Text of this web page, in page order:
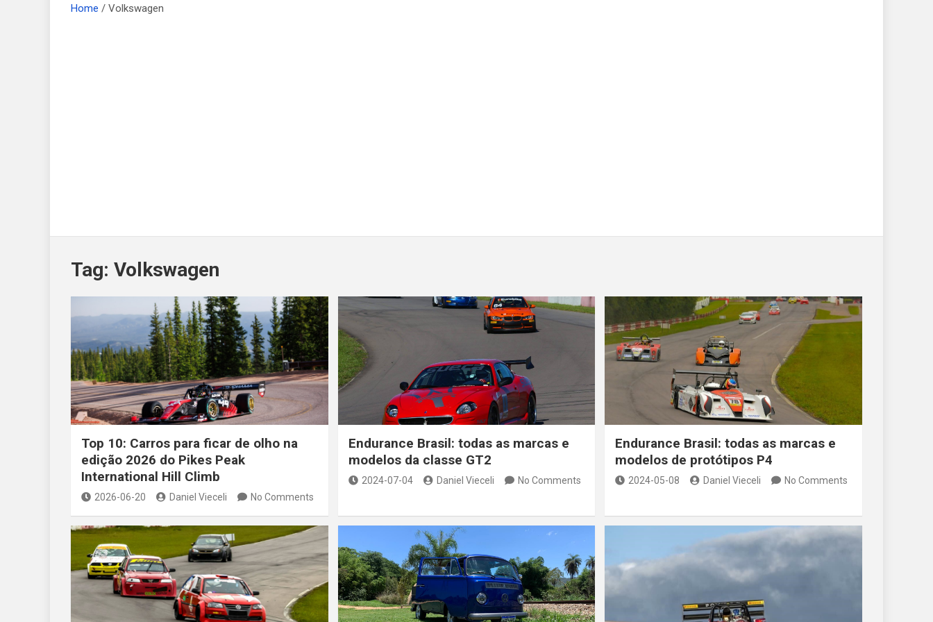
Home Volkswagen
Tag: Volkswagen
Top 10: Carros para ficar de olho na
edição 2026 do Pikes Peak
International Hill Climb
2026-06-20 Daniel Vieceli No Comments
Endurance Brasil: todas as marcas e
modelos da classe GT2
2024-07-04 Daniel Vieceli No Comments
Endurance Brasil: todas as marcas e
modelos de protótipos P4
2024-05-08 Daniel Vieceli No Comments